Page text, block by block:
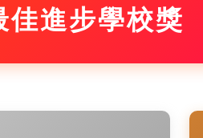
佳進步學校獎